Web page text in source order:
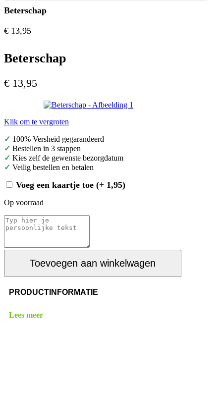
Beterschap
€ 13,95
Beterschap
€ 13,95
Klik om te vergroten
✓ 100% Versheid gegarandeerd
✓ Bestellen in 3 stappen
✓ Kies zelf de gewenste bezorgdatum
✓ Veilig bestellen en betalen
Voeg een kaartje toe (+ 1,95)
Op voorraad
Toevoegen aan winkelwagen
PRODUCTINFORMATIE
Lees meer